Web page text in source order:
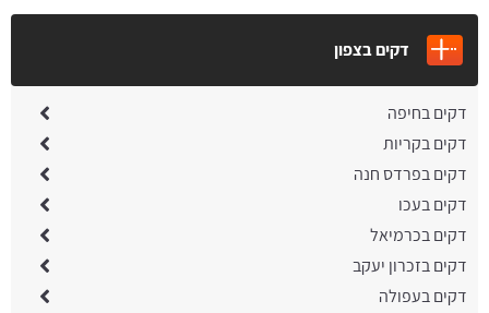
דקים בצפון
דקים בחיפה
דקים בקריות
דקים בפרדס חנה
דקים בעכו
דקים בכרמיאל
דקים בזכרון יעקב
דקים בעפולה